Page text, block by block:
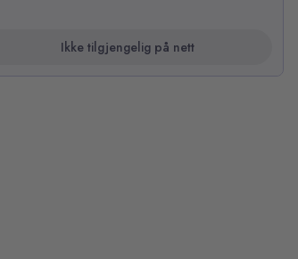
Ikke tilgjengelig på nett